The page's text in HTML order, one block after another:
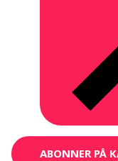
ABONNER PÅ